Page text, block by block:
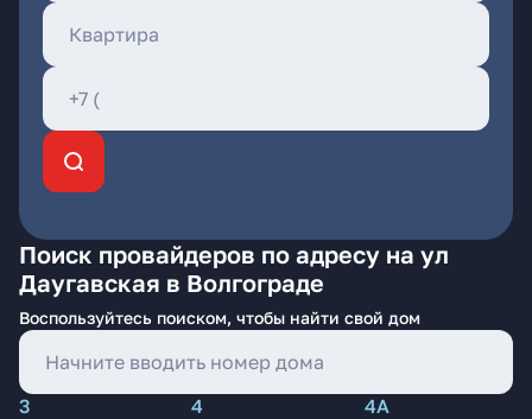
Поиск провайдеров по адресу на ул
Даугавская в Волгограде
Воспользуйтесь поиском, чтобы найти свой дом
3 4
4А